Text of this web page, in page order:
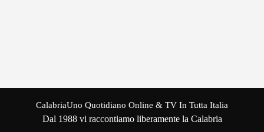
CalabriaUno Quotidiano Online & TV In Tutta Italia
Dal 1988 vi raccontiamo liberamente la Calabria